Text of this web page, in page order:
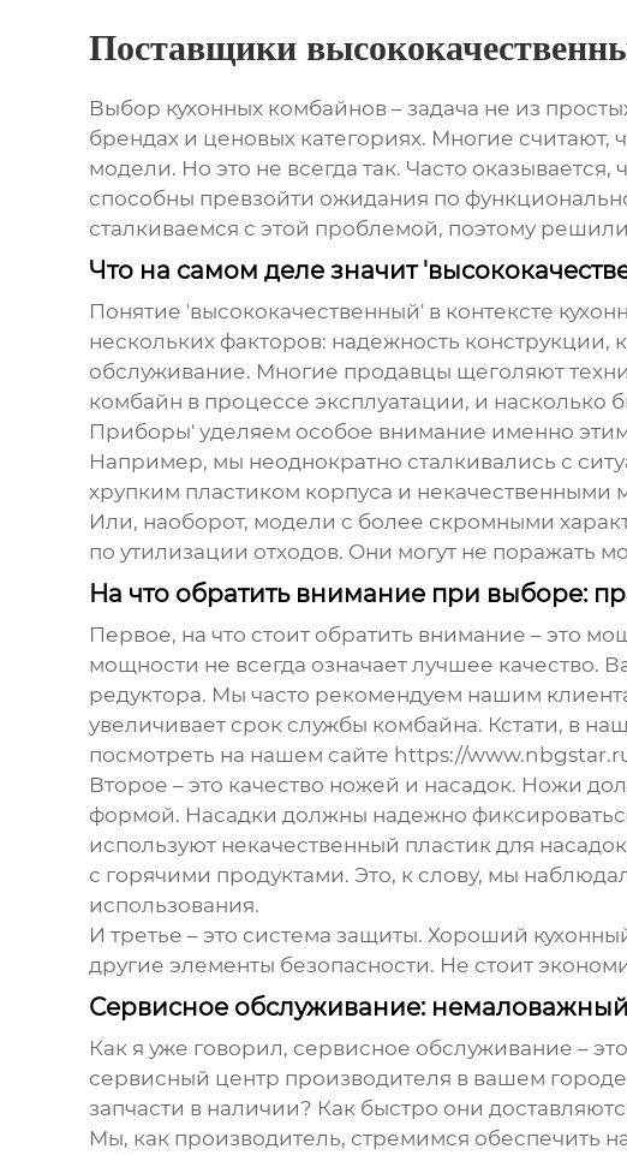
Поставщики
Выбор кухонных комбайнов– задача не из
брендах и ценовых категориях. Многие
модели. Но это не всегда так. Часто
способны превзойти ожидания по
сталкиваемся с этой проблемой, поэтому
Что на самом деле значит
Понятие 'высококачественный' в контексте
нескольких факторов: надежность
обслуживание. Многие продавцы щеголяют
комбайн в процессе эксплуатации, и
Приборы' уделяем особое внимание именно этим
Например, мы неоднократно сталкивались с
хрупким пластиком корпуса и некачественными
Или, наоборот, модели с более скромными
по утилизации отходов. Они могут не поражать
На что обратить внимание при выборе:
Первое, на что стоит обратить внимание – это
мощности не всегда означает лучшее качество.
редуктора. Мы часто рекомендуем нашим
увеличивает срок службы комбайна. Кстати, в
посмотреть на нашем сайте https://
Второе – это качество ножей и насадок. Ножи
формой. Насадки должны надежно
используют некачественный пластик для
с горячими продуктами. Это, к слову, мы
использования.
И третье – это система защиты. Хороший
другие элементы безопасности. Не стоит
Сервисное обслуживание:
Как я уже говорил, сервисное обслуживание –
сервисный центр производителя в вашем
запчасти в наличии? Как быстро они
Мы, как производитель, стремимся обеспечить